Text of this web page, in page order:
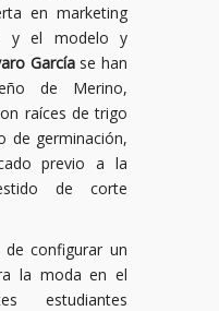
en marketing
y el modelo y
Garcíase han
de Merino,
raíces de trigo
de germinación,
previo a la
de corte
configurar un
la moda en el
estudiantes